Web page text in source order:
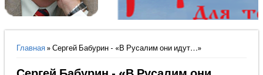
Вы здесь
Главная» Сергей Бабурин - «В Русалим они идут…»